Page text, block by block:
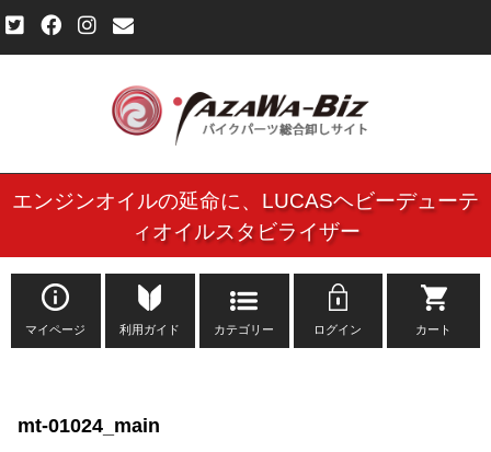
ご利用規約
個人情報保護方針
よくある質問
お問い合わせ
エンジンオイルの延命に、 LUCASヘビーデューテ
ィオイルスタビライザー
マイページ 利用ガイド カテゴリー ログイン カート
mt-01024_main